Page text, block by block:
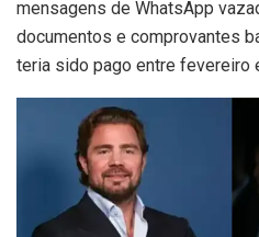
mensagens de WhatsApp
documentos e comprovantes
teria sido pago entre fevereiro